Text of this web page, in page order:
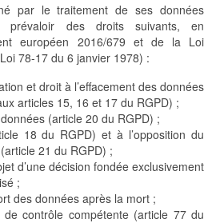
par le traitement de ses données
prévaloir des droits suivants, en
européen 2016/679 et de la Loi
78-17 du 6 janvier 1978) :
et droit à l’effacement des données
articles 15, 16 et 17 du RGPD) ;
(article 20 du RGPD) ;
18 du RGPD) et à l’opposition du
21 du RGPD) ;
d’une décision fondée exclusivement
;
des données après la mort ;
de contrôle compétente (article 77 du